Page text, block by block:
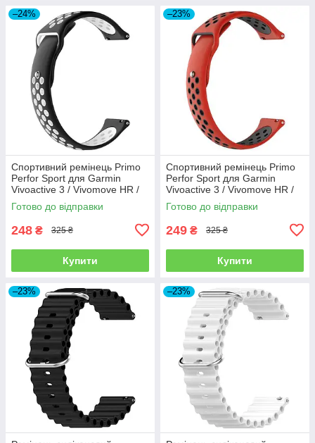
–24%
Спортивний ремінець Primo
Perfor Sport для Garmin
Vivoactive 3 / Vivomove HR /
Forerunner 245/645 -
Black&White
Готово до відправки
248 ₴ 325 ₴
Купити
–23%
Спортивний ремінець Primo
Perfor Sport для Garmin
Vivoactive 3 / Vivomove HR /
Forerunner 245/645 -
Red&Black
Готово до відправки
249 ₴ 325 ₴
Купити
–23% –23%